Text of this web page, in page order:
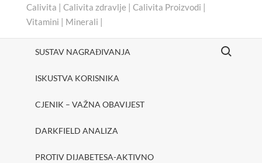
Calivita | Calivita zdravlje | Calivita Proizvodi |
Vitamini | Minerali |
SUSTAV NAGRAĐIVANJA
ISKUSTVA KORISNIKA
CJENIK – VAŽNA OBAVIJEST
DARKFIELD ANALIZA
PROTIV DIJABETESA-AKTIVNO
Search for: